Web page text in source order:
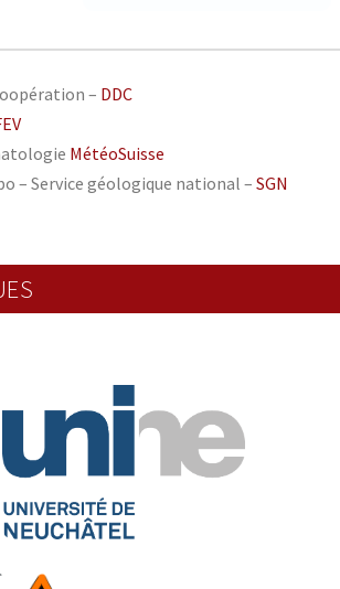
– DDC
MétéoSuisse
– Service géologique national – SGN